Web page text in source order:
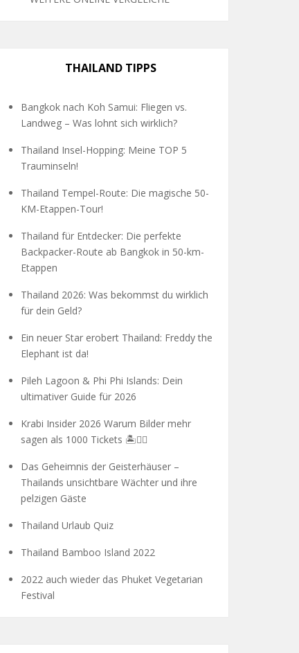
THAILAND TIPPS
Bangkok nach Koh Samui: Fliegen vs.
Landweg – Was lohnt sich wirklich?
Thailand Insel-Hopping: Meine TOP 5
Trauminseln!
Thailand Tempel-Route: Die magische 50-
KM-Etappen-Tour!
Thailand für Entdecker: Die perfekte
Backpacker-Route ab Bangkok in 50-km-
Etappen
Thailand 2026: Was bekommst du wirklich
für dein Geld?
Ein neuer Star erobert Thailand: Freddy the
Elephant ist da!
Pileh Lagoon & Phi Phi Islands: Dein
ultimativer Guide für 2026
Krabi Insider 2026 Warum Bilder mehr
sagen als 1000 Tickets 🏝️🧗‍♂️
Das Geheimnis der Geisterhäuser –
Thailands unsichtbare Wächter und ihre
pelzigen Gäste
Thailand Urlaub Quiz
Thailand Bamboo Island 2022
2022 auch wieder das Phuket Vegetarian
Festival